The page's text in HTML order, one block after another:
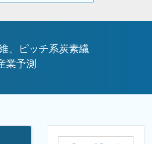
、ピッチ系炭素繊
業予測